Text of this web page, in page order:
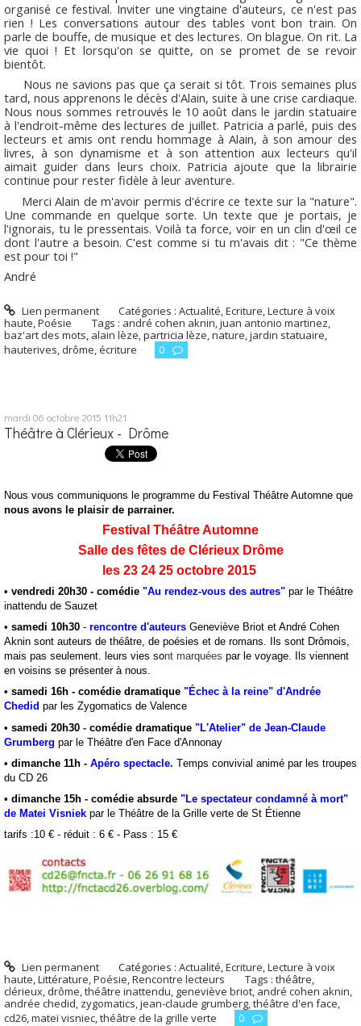
organisé ce festival. Inviter une vingtaine d'auteurs, ce n'est pas
rien ! Les conversations autour des tables vont bon train. On
parle de bouffe, de musique et des lectures. On blague. On rit. La
vie quoi ! Et lorsqu'on se quitte, on se promet de se revoir
bientôt.
Nous ne savions pas que ça serait si tôt. Trois semaines plus
tard, nous apprenons le décès d'Alain, suite à une crise cardiaque.
Nous nous sommes retrouvés le 10 août dans le jardin statuaire
à l'endroit-même des lectures de juillet. Patricia a parlé, puis des
lecteurs et amis ont rendu hommage à Alain, à son amour des
livres, à son dynamisme et à son attention aux lecteurs qu'il
aimait guider dans leurs choix. Patricia ajoute que la librairie
continue pour rester fidèle à leur aventure.
Merci Alain de m'avoir permis d'écrire ce texte sur la "nature".
Une commande en quelque sorte. Un texte que je portais, je
l'ignorais, tu le pressentais. Voilà ta force, voir en un clin d'œil ce
dont l'autre a besoin. C'est comme si tu m'avais dit : "Ce thème
est pour toi !"
André
Lien permanent Catégories :Actualité,Ecriture,Lecture à voix
haute,Poésie Tags : andré cohen aknin,juan antonio martinez,
baz'art des mots, alain lèze,partricia lèze,nature,jardin statuaire,
hauterives, drôme,écriture 0
mardi 06 octobre 2015 11h21
Théâtre à Clérieux - Drôme
Nous vous communiquons le programme du Festival Théâtre Automne que
nous avons le plaisir de parrainer.
Festival Théâtre Automne
Salle des fêtes de Clérieux Drôme
les 23 24 25 octobre 2015
• vendredi 20h30 - comédie "Au rendez-vous des autres" par le Théâtre
inattendu de Sauzet
• samedi 10h30 - rencontre d'auteurs Geneviève Briot et André Cohen
Aknin sont auteurs de théâtre, de poésies et de romans. Ils sont Drômois,
mais pas seulement. leurs vies sont marquées par le voyage. Ils viennent
en voisins se présenter à nous.
• samedi 16h - comédie dramatique "Échec à la reine" d'Andrée
Chedid par les Zygomatics de Valence
• samedi 20h30 - comédie dramatique "L'Atelier" de Jean-Claude
Grumberg par le Théâtre d'en Face d'Annonay
• dimanche 11h - Apéro spectacle. Temps convivial animé par les troupes
du CD 26
• dimanche 15h - comédie absurde "Le spectateur condamné à mort"
de Matei Visniek par le Théâtre de la Grille verte de St Étienne
tarifs :10 € - réduit : 6 € - Pass : 15 €
Lien permanent Catégories :Actualité,Ecriture,Lecture à voix
haute,Littérature,Poésie,Rencontre lecteurs Tags : théâtre,
clérieux, drôme,théâtre inattendu, geneviève briot, andré cohen aknin,
andrée chedid, zygomatics,jean-claude grumberg,théâtre d'en face,
cd26,mateï visniec,théâtre de la grille verte 0